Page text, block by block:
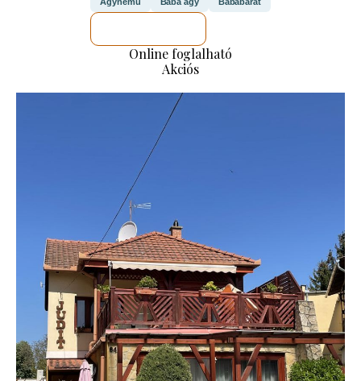
Online foglalható
Akciós